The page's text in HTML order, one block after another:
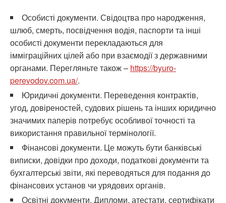
Особисті документи. Свідоцтва про народження,
шлюб, смерть, посвідчення водія, паспорти та інші
особисті документи перекладаються для
імміграційних цілей або при взаємодії з державними
органами. Перегляньте також – https://byuro-
perevodov.com.ua/.
Юридичні документи. Переведення контрактів,
угод, довіреностей, судових рішень та інших юридично
значимих паперів потребує особливої точності та
використання правильної термінології.
Фінансові документи. Це можуть бути банківські
виписки, довідки про доходи, податкові документи та
бухгалтерські звіти, які переводяться для подання до
фінансових установ чи урядових органів.
Освітні документи. Дипломи, атестати, сертифікати